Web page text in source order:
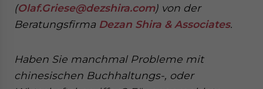
(Olaf.Griese@dezshira.com) von der
Beratungsfirma Dezan Shira & Associates.
Haben Sie manchmal Probleme mit
chinesischen Buchhaltungs-, oder